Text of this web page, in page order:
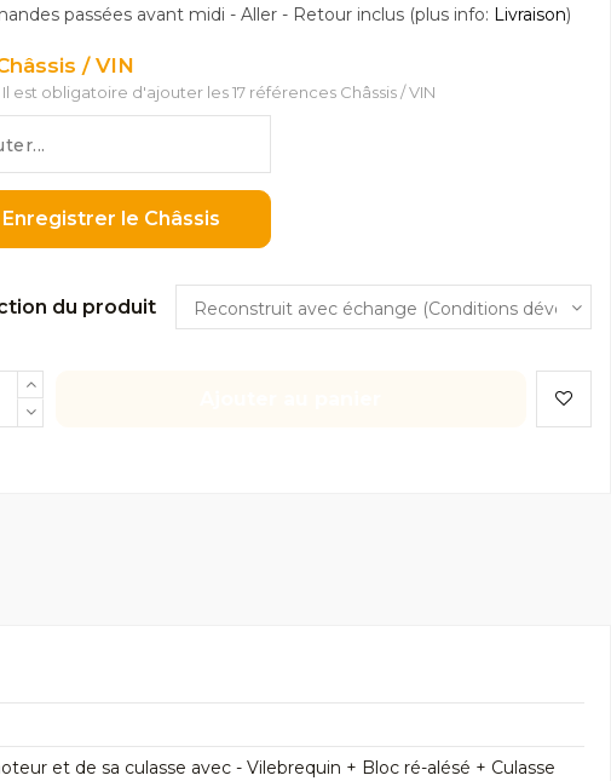
passées avant midi - Aller - Retour inclus (plus info: Livraison)
/ VIN
Il est obligatoire d'ajouter les 17 références Châssis / VIN
Enregistrer le Châssis
du produit
et de sa culasse avec - Vilebrequin + Bloc ré-alésé + Culasse